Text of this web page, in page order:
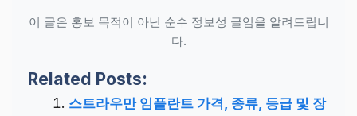
이 글은 홍보 목적이 아닌 순수 정보성 글임을 알려드립니
다.
Related Posts:
스트라우만 임플란트 가격, 종류, 등급 및 장